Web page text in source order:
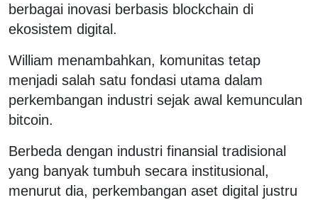
berbagai inovasi berbasis blockchain di
ekosistem digital.
William menambahkan, komunitas tetap
menjadi salah satu fondasi utama dalam
perkembangan industri sejak awal kemunculan
bitcoin.
Berbeda dengan industri finansial tradisional
yang banyak tumbuh secara institusional,
menurut dia, perkembangan aset digital justru